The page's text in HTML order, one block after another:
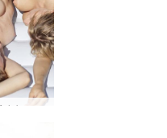
Κάθε Moloko και Darina L skinny dipping